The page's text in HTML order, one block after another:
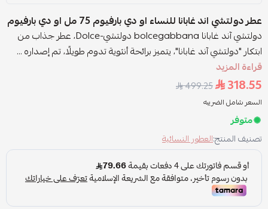
عطر دولتشي اند غابانا للنساء او دي بارفيوم 75 مل او دي بارفيوم
دولتشي آند غابانا bolcegabbana دولتشي-Dolce، عطر جذاب من
ابتكار "دولتشي آند غابانا"، يتميز برائحة أنثوية تدوم طويلًا، تم إصداره ...
قراءة المزيد
318.55
499.25
السعر شامل الضريبه
متوفر
تصنيف المنتج:العطور النسائية